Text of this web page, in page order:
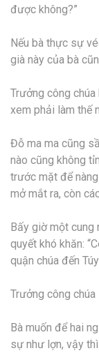
được không?”
Nếu bà thực sự
già này của bà
Trưởng công
xem phải làm thế
Đỗ ma ma cũng
nào cũng không
trước mặt để
mở mắt ra, còn
Bấy giờ một cung
quyết khó khăn:
quận chúa đến
Trưởng công chúa
Bà muốn để hai
sự như lợn, vậy